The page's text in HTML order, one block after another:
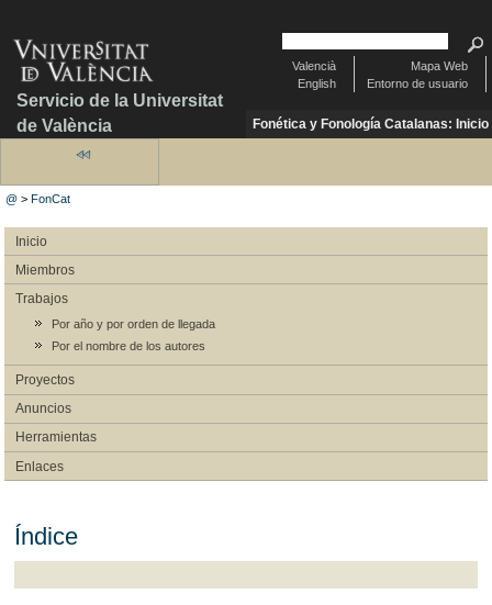
Servicio de la Universitat
de València
Mapa Web
Entorno de usuario
Valencià
English
Fonética y Fonología Catalanas: Inicio
@ >FonCat
Inicio
Miembros
Trabajos
Por año y por orden de llegada
Por el nombre de los autores
Proyectos
Anuncios
Herramientas
Enlaces
Índice